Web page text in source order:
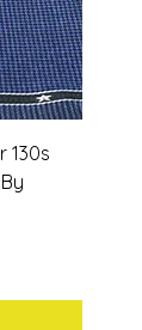
130s